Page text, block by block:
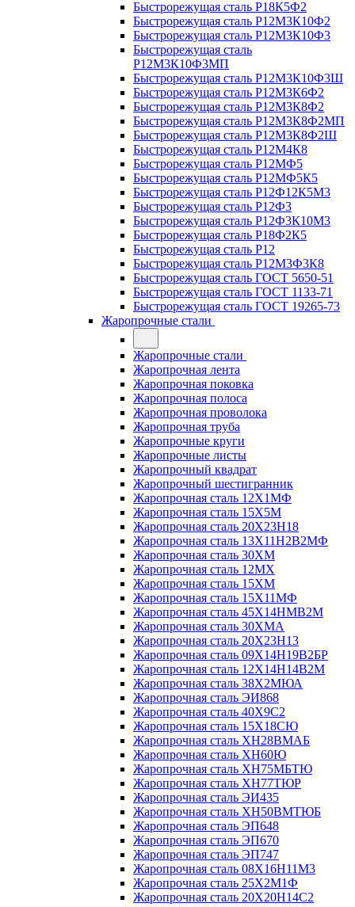
Быстрорежущая сталь Р18К5Ф2
Быстрорежущая сталь Р12М3К10Ф2
Быстрорежущая сталь Р12М3К10Ф3
Быстрорежущая сталь
Р12М3К10Ф3МП
Быстрорежущая сталь Р12М3К10Ф3Ш
Быстрорежущая сталь Р12М3К6Ф2
Быстрорежущая сталь Р12М3К8Ф2
Быстрорежущая сталь Р12М3К8Ф2МП
Быстрорежущая сталь Р12М3К8Ф2Ш
Быстрорежущая сталь Р12М4К8
Быстрорежущая сталь Р12МФ5
Быстрорежущая сталь Р12МФ5К5
Быстрорежущая сталь Р12Ф12К5М3
Быстрорежущая сталь Р12Ф3
Быстрорежущая сталь Р12Ф3К10М3
Быстрорежущая сталь Р18Ф2К5
Быстрорежущая сталь Р12
Быстрорежущая сталь Р12М3Ф3К8
Быстрорежущая сталь ГОСТ 5650-51
Быстрорежущая сталь ГОСТ 1133-71
Быстрорежущая сталь ГОСТ 19265-73
Жаропрочные стали
Жаропрочные стали
Жаропрочная лента
Жаропрочная поковка
Жаропрочная полоса
Жаропрочная проволока
Жаропрочная труба
Жаропрочные круги
Жаропрочные листы
Жаропрочный квадрат
Жаропрочный шестигранник
Жаропрочная сталь 12Х1МФ
Жаропрочная сталь 15Х5М
Жаропрочная сталь 20Х23Н18
Жаропрочная сталь 13Х11Н2В2МФ
Жаропрочная сталь 30ХМ
Жаропрочная сталь 12МХ
Жаропрочная сталь 15ХМ
Жаропрочная сталь 15Х11МФ
Жаропрочная сталь 45Х14НМВ2М
Жаропрочная сталь 30ХМА
Жаропрочная сталь 20Х23Н13
Жаропрочная сталь 09Х14Н19В2БР
Жаропрочная сталь 12Х14Н14В2М
Жаропрочная сталь 38Х2МЮА
Жаропрочная сталь ЭИ868
Жаропрочная сталь 40Х9С2
Жаропрочная сталь 15Х18СЮ
Жаропрочная сталь ХН28ВМАБ
Жаропрочная сталь ХН60Ю
Жаропрочная сталь ХН75МБТЮ
Жаропрочная сталь ХН77ТЮР
Жаропрочная сталь ЭИ435
Жаропрочная сталь ХН50ВМТЮБ
Жаропрочная сталь ЭП648
Жаропрочная сталь ЭП670
Жаропрочная сталь ЭП747
Жаропрочная сталь 08Х16Н11М3
Жаропрочная сталь 25Х2М1Ф
Жаропрочная сталь 20Х20Н14С2